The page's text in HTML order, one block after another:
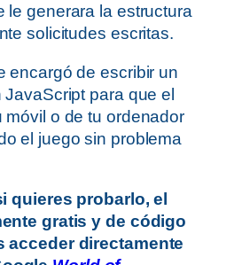
le generara la estructura
solicitudes escritas.
encargó de escribir un
para que el
móvil o de tu ordenador
el juego sin problema
quieres probarlo, el
gratis y de código
acceder directamente